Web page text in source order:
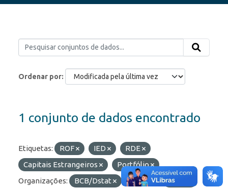
Ordenar por
1 conjunto de dados encontrado
Etiquetas: ROF IED
RDE
Capitais Estrangeiros
Portfólio
Organizações:
BCB/Dstat Formatos:
JSON